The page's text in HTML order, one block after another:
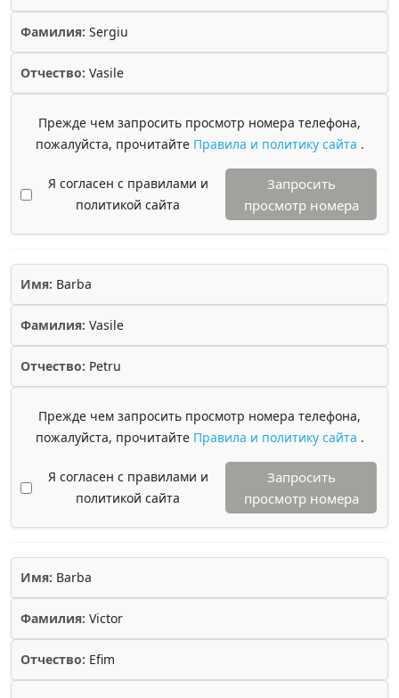
Фамилия: Sergiu
Отчество: Vasile
Прежде чем запросить просмотр номера телефона,
пожалуйста, прочитайте Правила и политику сайта .
Я согласен с правилами и
политикой сайта
Запросить
просмотр номера
Имя: Barba
Фамилия: Vasile
Отчество: Petru
Прежде чем запросить просмотр номера телефона,
пожалуйста, прочитайте Правила и политику сайта .
Я согласен с правилами и
политикой сайта
Запросить
просмотр номера
Имя: Barba
Фамилия: Victor
Отчество: Efim